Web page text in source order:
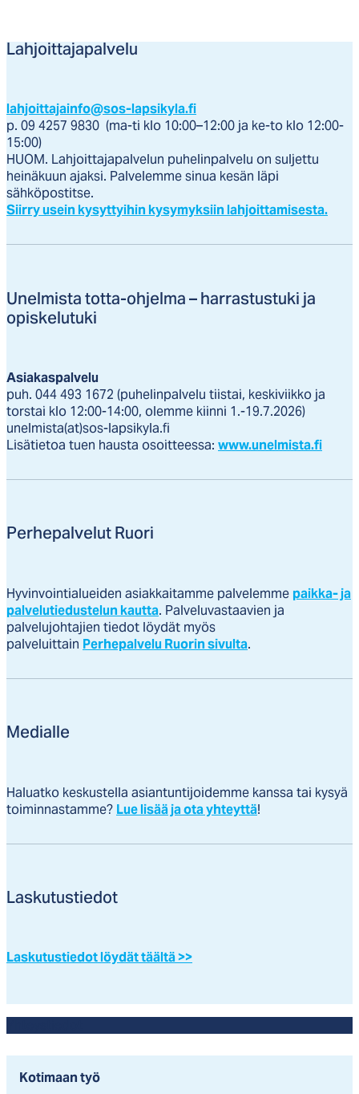
Lahjoittajapalvelu
lahjoittajainfo@sos-lapsikyla.fi
p. 09 4257 9830 (ma-ti klo 10:00–12:00 ja ke-to klo 12:00-
15:00)
HUOM. Lahjoittajapalvelun puhelinpalvelu on suljettu
heinäkuun ajaksi. Palvelemme sinua kesän läpi
sähköpostitse.
Siirry usein kysyttyihin kysymyksiin lahjoittamisesta.
Unel­mis­ta tot­ta-oh­jel­ma – har­ras­tus­tu­ki ja
opis­ke­lu­tu­ki
Asiakaspalvelu
puh. 044 493 1672 (puhelinpalvelu tiistai, keskiviikko ja
torstai klo 12:00-14:00, olemme kiinni 1.-19.7.2026)
unelmista(at)sos-lapsikyla.fi
Lisätietoa tuen hausta osoitteessa: www.unelmista.fi
Perhepalvelut Ruori
Hyvinvointialueiden asiakkaitamme palvelemme paikka- ja
palvelutiedustelun kautta. Palveluvastaavien ja
palvelujohtajien tiedot löydät myös
palveluittain Perhepalvelu Ruorin sivulta.
Medialle
Haluatko keskustella asiantuntijoidemme kanssa tai kysyä
toiminnastamme? Lue lisää ja ota yhteyttä!
Laskutustiedot
Laskutustiedot löydät täältä >>
Kotimaan työ